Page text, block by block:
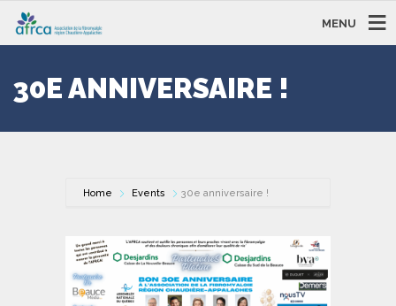
MENU
30E ANNIVERSAIRE !
Home Events 30e anniversaire !